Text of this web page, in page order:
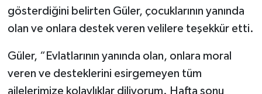
gösterdiğini belirten Güler, çocuklarının yanında
olan ve onlara destek veren velilere teşekkür etti.
Güler, “Evlatlarının yanında olan, onlara moral
veren ve desteklerini esirgemeyen tüm
ailelerimize kolaylıklar diliyorum. Hafta sonu